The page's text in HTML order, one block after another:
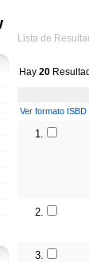
Lista de
Hay 20
Ver formato ISBD
1.
2.
3.